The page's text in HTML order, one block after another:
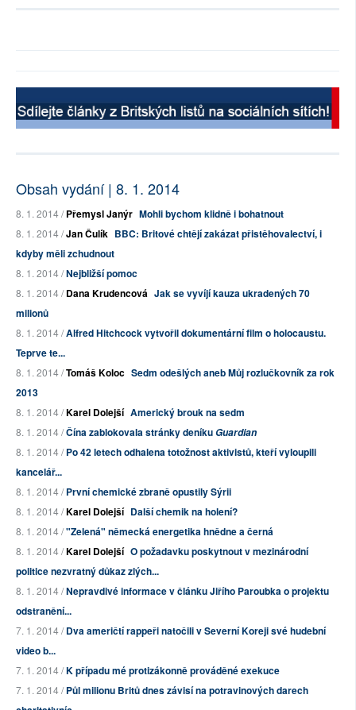
Obsah vydání | 8. 1. 2014
8. 1. 2014 /Přemysl Janýr Mohli bychom klidně i bohatnout
8. 1. 2014 /Jan Čulík BBC: Britové chtějí zakázat přistěhovalectví, i
kdyby měli zchudnout
8. 1. 2014 /Nejbližší pomoc
8. 1. 2014 /Dana Krudencová Jak se vyvíjí kauza ukradených 70
milionů
8. 1. 2014 /Alfred Hitchcock vytvořil dokumentární film o holocaustu.
Teprve te...
8. 1. 2014 /Tomáš Koloc Sedm odešlých aneb Můj rozlučkovník za rok
2013
8. 1. 2014 /Karel Dolejší Americký brouk na sedm
8. 1. 2014 /Čína zablokovala stránky deníkuGuardian
8. 1. 2014 /Po 42 letech odhalena totožnost aktivistů, kteří vyloupili
kancelář...
8. 1. 2014 /První chemické zbraně opustily Sýrii
8. 1. 2014 /Karel Dolejší Další chemik na holení?
8. 1. 2014 /"Zelená" německá energetika hnědne a černá
8. 1. 2014 /Karel Dolejší O požadavku poskytnout v mezinárodní
politice nezvratný důkaz zlých...
8. 1. 2014 /Nepravdivé informace v článku Jiřího Paroubka o projektu
odstranění...
7. 1. 2014 /Dva američtí rappeři natočili v Severní Koreji své hudební
video b...
7. 1. 2014 /K případu mé protizákonně prováděné exekuce
7. 1. 2014 /Půl milionu Britů dnes závisí na potravinových darech